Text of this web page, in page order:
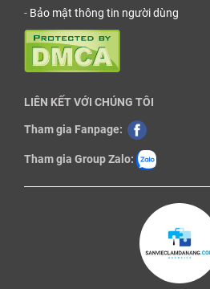
- Bảo mật thông tin người dùng
LIÊN KẾT VỚI CHÚNG TÔI
Tham gia Fanpage:
Tham gia Group Zalo: